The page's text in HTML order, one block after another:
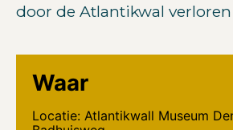
door de Atlantikwal
Waar
Locatie: Atlantikwall Museum